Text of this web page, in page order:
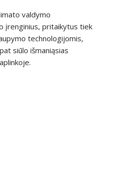
valdymo
įrenginius, pritaikytus tiek
technologijomis,
siūlo išmaniąsias